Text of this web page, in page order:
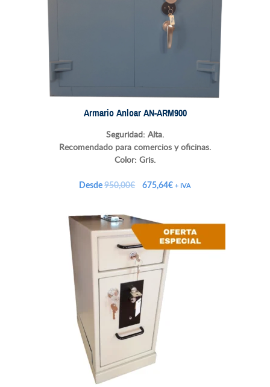
Armario Anloar AN-ARM900
Seguridad: Alta.
Recomendado para comercios y oficinas.
Color: Gris.
Desde950,00€
El
era:
950,00€.
675,64€El
es:
675,64€.
+ IVA